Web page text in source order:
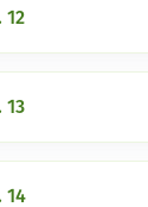
12
13
14